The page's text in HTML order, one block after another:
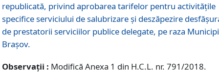
republicată, privind aprobarea tarifelor pentru activitățile
specifice serviciului de salubrizare și deszăpezire
de prestatorii serviciilor publice delegate, pe raza
Brașov.
Observații : Modifică Anexa 1 din H.C.L. nr. 791/2018.